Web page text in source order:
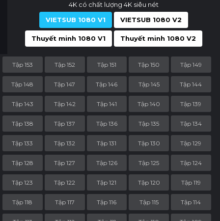
4K có chất lượng 4K siêu nét
VIETSUB 1080 V1
VIETSUB 1080 V2
Thuyết minh 1080 V1 Thuyết minh 1080 V2
Tập 153 Tập 152 Tập 151 Tập 150 Tập 149
Tập 148 Tập 147 Tập 146 Tập 145 Tập 144
Tập 143 Tập 142 Tập 141 Tập 140 Tập 139
Tập 138 Tập 137 Tập 136 Tập 135 Tập 134
Tập 133 Tập 132 Tập 131 Tập 130 Tập 129
Tập 128 Tập 127 Tập 126 Tập 125 Tập 124
Tập 123 Tập 122 Tập 121 Tập 120 Tập 119
Tập 118 Tập 117 Tập 116 Tập 115 Tập 114